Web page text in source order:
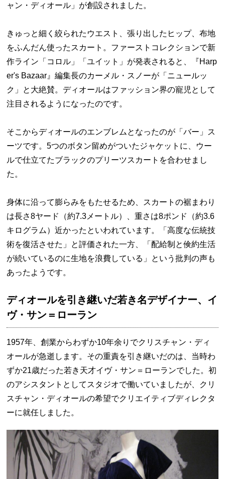
ャン・ディオール」が創設されました。
きゅっと細く絞られたウエスト、張り出したヒップ、布地
をふんだん使ったスカート。ファーストコレクションで新
作ライン「コロル」「ユイット」が発表されると、『Harp
er's Bazaar』編集長のカーメル・スノーが「ニュールッ
ク」と大絶賛。ディオールはファッション界の寵児として
注目されるようになったのです。
そこからディオールのエンブレムとなったのが「バー」ス
ーツです。5つのボタン留めがついたジャケットに、ウー
ルで仕立てたブラックのプリーツスカートを合わせまし
た。
身体に沿って膨らみをもたせるため、スカートの裾まわり
は長さ8ヤード（約7.3メートル）、重さは8ポンド（約3.6
キログラム）近かったといわれています。「高度な伝統技
術を復活させた」と評価された一方、「配給制と倹約生活
が続いているのに生地を浪費している」という批判の声も
あったようです。
ディオールを引き継いだ若き名デザイナー、イ
ヴ・サン＝ローラン
1957年、創業からわずか10年余りでクリスチャン・ディ
オールが急逝します。その重責を引き継いだのは、当時わ
ずか21歳だった若き天才イヴ・サン＝ローランでした。初
のアシスタントとしてスタジオで働いていましたが、クリ
スチャン・ディオールの希望でクリエイティブディレクタ
ーに就任しました。